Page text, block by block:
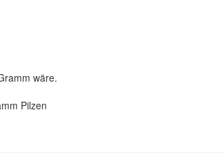
wäre.
Pilzen